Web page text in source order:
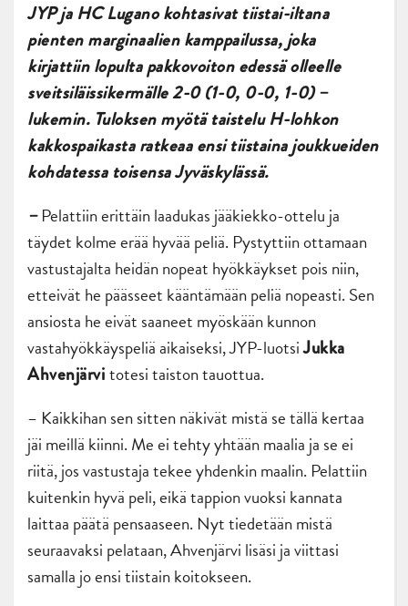
JYP ja HC Lugano kohtasivat tiistai-iltana
pienten marginaalien kamppailussa, joka
kirjattiin lopulta pakkovoiton edessä olleelle
sveitsiläissikermälle 2-0 (1-0, 0-0, 1-0) –
lukemin. Tuloksen myötä taistelu H-lohkon
kakkospaikasta ratkeaa ensi tiistaina joukkueiden
kohdatessa toisensa Jyväskylässä.
–Pelattiin erittäin laadukas jääkiekko-ottelu ja
täydet kolme erää hyvää peliä. Pystyttiin ottamaan
vastustajalta heidän nopeat hyökkäykset pois niin,
etteivät he päässeet kääntämään peliä nopeasti. Sen
ansiosta he eivät saaneet myöskään kunnon
vastahyökkäyspeliä aikaiseksi, JYP-luotsiJukka
Ahvenjärvitotesi taiston tauottua.
– Kaikkihan sen sitten näkivät mistä se tällä kertaa
jäi meillä kiinni. Me ei tehty yhtään maalia ja se ei
riitä, jos vastustaja tekee yhdenkin maalin. Pelattiin
kuitenkin hyvä peli, eikä tappion vuoksi kannata
laittaa päätä pensaaseen. Nyt tiedetään mistä
seuraavaksi pelataan, Ahvenjärvi lisäsi ja viittasi
samalla jo ensi tiistain koitokseen.